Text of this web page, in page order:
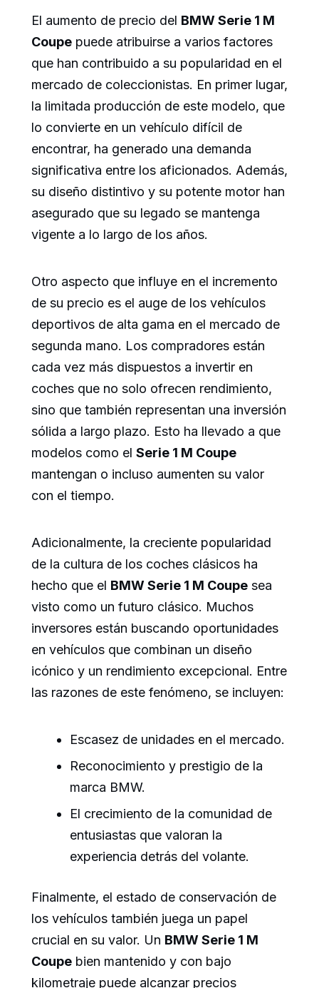
El aumento de precio del BMW Serie 1 M
Coupe puede atribuirse a varios factores
que han contribuido a su popularidad en el
mercado de coleccionistas. En primer lugar,
la limitada producción de este modelo, que
lo convierte en un vehículo difícil de
encontrar, ha generado una demanda
significativa entre los aficionados. Además,
su diseño distintivo y su potente motor han
asegurado que su legado se mantenga
vigente a lo largo de los años.
Otro aspecto que influye en el incremento
de su precio es el auge de los vehículos
deportivos de alta gama en el mercado de
segunda mano. Los compradores están
cada vez más dispuestos a invertir en
coches que no solo ofrecen rendimiento,
sino que también representan una inversión
sólida a largo plazo. Esto ha llevado a que
modelos como el Serie 1 M Coupe
mantengan o incluso aumenten su valor
con el tiempo.
Adicionalmente, la creciente popularidad
de la cultura de los coches clásicos ha
hecho que el BMW Serie 1 M Coupe sea
visto como un futuro clásico. Muchos
inversores están buscando oportunidades
en vehículos que combinan un diseño
icónico y un rendimiento excepcional. Entre
las razones de este fenómeno, se incluyen:
Escasez de unidades en el mercado.
Reconocimiento y prestigio de la
marca BMW.
El crecimiento de la comunidad de
entusiastas que valoran la
experiencia detrás del volante.
Finalmente, el estado de conservación de
los vehículos también juega un papel
crucial en su valor. Un BMW Serie 1 M
Coupe bien mantenido y con bajo
kilometraje puede alcanzar precios